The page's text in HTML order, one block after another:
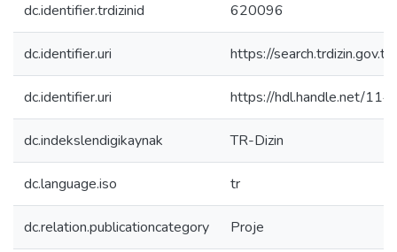
dc.identifier.trdizinid 620096
dc.identifier.uri https://
dc.identifier.uri https://hdl.handle.net/
dc.indekslendigikaynak TR-Dizin
dc.language.iso tr
dc.relation.publicationcategory Proje